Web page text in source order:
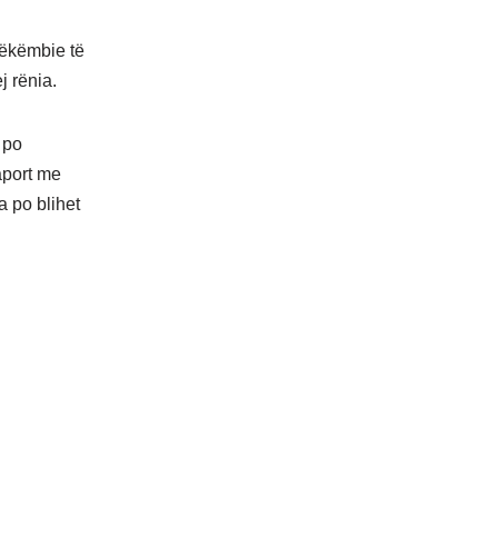
të
rënia.
me
po blihet